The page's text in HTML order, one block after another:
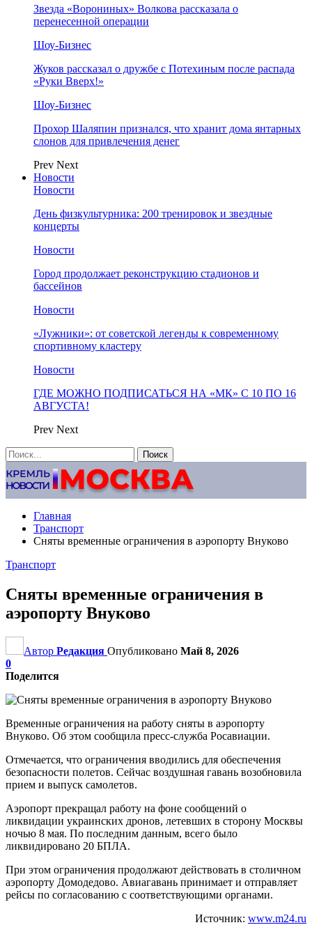
Звезда «Ворониных» Волкова рассказала о
перенесенной операции
Шоу-Бизнес
Жуков рассказал о дружбе с Потехиным после распада
«Руки Вверх!»
Шоу-Бизнес
Прохор Шаляпин признался, что хранит дома янтарных
слонов для привлечения денег
Prev Next
Новости
Новости
День физкультурника: 200 тренировок и звездные
концерты
Новости
Город продолжает реконструкцию стадионов и
бассейнов
Новости
«Лужники»: от советской легенды к современному
спортивному кластеру
Новости
ГДЕ МОЖНО ПОДПИСАТЬСЯ НА «МК» С 10 ПО 16
АВГУСТА!
Prev Next
Главная
Транспорт
Сняты временные ограничения в аэропорту Внуково
Транспорт
Сняты временные ограничения в
аэропорту Внуково
Автор Редакция Опубликовано Май 8, 2026
0
Поделится
Временные ограничения на работу сняты в аэропорту
Внуково. Об этом сообщила пресс-служба Росавиации.
Отмечается, что ограничения вводились для обеспечения
безопасности полетов. Сейчас воздушная гавань возобновила
прием и выпуск самолетов.
Аэропорт прекращал работу на фоне сообщений о
ликвидации украинских дронов, летевших в сторону Москвы
ночью 8 мая. По последним данным, всего было
ликвидировано 20 БПЛА.
При этом ограничения продолжают действовать в столичном
аэропорту Домодедово. Авиагавань принимает и отправляет
рейсы по согласованию с соответствующими органами.
Источник: www.m24.ru